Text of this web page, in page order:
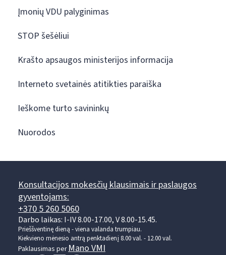
Įmonių VDU palyginimas
STOP šešėliui
Krašto apsaugos ministerijos informacija
Interneto svetainės atitikties paraiška
Ieškome turto savininkų
Nuorodos
Konsultacijos mokesčių klausimais ir paslaugos
gyventojams:
+370 5 260 5060
Darbo laikas: I-IV 8.00-17.00, V 8.00-15.45.
Prieššventinę dieną - viena valanda trumpiau.
Kiekvieno mėnesio antrą penktadienį 8.00 val. - 12.00 val.
Paklausimas perMano VMI